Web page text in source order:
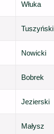
Włuka
Tuszyński
Nowicki
Bobrek
Jezierski
Małysz